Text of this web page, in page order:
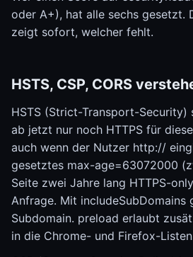
oder A+), hat alle sechs gesetzt.
zeigt sofort, welcher fehlt.
HSTS, CSP, CORS
HSTS (Strict-Transport-Security)
ab jetzt nur noch HTTPS für
auch wenn der Nutzer http://
gesetztes max-age=63072000
Seite zwei Jahre lang HTTPS-
Anfrage. Mit includeSubDomains
Subdomain. preload erlaubt
in die Chrome- und Firefox-